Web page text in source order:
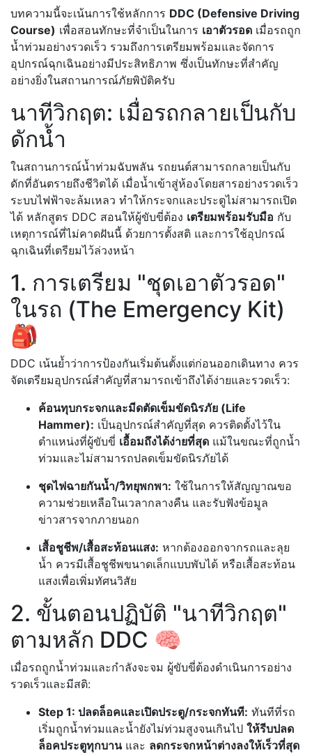
บทความนี้จะเน้นการใช้หลักการ DDC (Defensive Driving
Course) เพื่อสอนทักษะที่จำเป็นในการ เอาตัวรอด เมื่อรถถูก
น้ำท่วมอย่างรวดเร็ว รวมถึงการเตรียมพร้อมและจัดการ
อุปกรณ์ฉุกเฉินอย่างมีประสิทธิภาพ ซึ่งเป็นทักษะที่สำคัญ
อย่างยิ่งในสถานการณ์ภัยพิบัติครับ
นาทีวิกฤต: เมื่อรถกลายเป็นกับ
ดักน้ำ
ในสถานการณ์น้ำท่วมฉับพลัน รถยนต์สามารถกลายเป็นกับ
ดักที่อันตรายถึงชีวิตได้ เมื่อน้ำเข้าสู่ห้องโดยสารอย่างรวดเร็ว
ระบบไฟฟ้าจะล้มเหลว ทำให้กระจกและประตูไม่สามารถเปิด
ได้ หลักสูตร DDC สอนให้ผู้ขับขี่ต้อง เตรียมพร้อมรับมือ กับ
เหตุการณ์ที่ไม่คาดฝันนี้ ด้วยการตั้งสติ และการใช้อุปกรณ์
ฉุกเฉินที่เตรียมไว้ล่วงหน้า
1. การเตรียม "ชุดเอาตัวรอด"
ในรถ (The Emergency Kit)
🎒
DDC เน้นย้ำว่าการป้องกันเริ่มต้นตั้งแต่ก่อนออกเดินทาง ควร
จัดเตรียมอุปกรณ์สำคัญที่สามารถเข้าถึงได้ง่ายและรวดเร็ว:
ค้อนทุบกระจกและมีดตัดเข็มขัดนิรภัย (Life
Hammer): เป็นอุปกรณ์สำคัญที่สุด ควรติดตั้งไว้ใน
ตำแหน่งที่ผู้ขับขี่ เอื้อมถึงได้ง่ายที่สุด แม้ในขณะที่ถูกน้ำ
ท่วมและไม่สามารถปลดเข็มขัดนิรภัยได้
ชุดไฟฉายกันน้ำ/วิทยุพกพา: ใช้ในการให้สัญญาณขอ
ความช่วยเหลือในเวลากลางคืน และรับฟังข้อมูล
ข่าวสารจากภายนอก
เสื้อชูชีพ/เสื้อสะท้อนแสง: หากต้องออกจากรถและลุย
น้ำ ควรมีเสื้อชูชีพขนาดเล็กแบบพับได้ หรือเสื้อสะท้อน
แสงเพื่อเพิ่มทัศนวิสัย
2. ขั้นตอนปฏิบัติ "นาทีวิกฤต"
ตามหลัก DDC 🧠
เมื่อรถถูกน้ำท่วมและกำลังจะจม ผู้ขับขี่ต้องดำเนินการอย่าง
รวดเร็วและมีสติ:
Step 1: ปลดล็อคและเปิดประตู/กระจกทันที: ทันทีที่รถ
เริ่มถูกน้ำท่วมและน้ำยังไม่ท่วมสูงจนเกินไป ให้รีบปลด
ล็อคประตูทุกบานและ ลดกระจกหน้าต่างลงให้เร็วที่สุด